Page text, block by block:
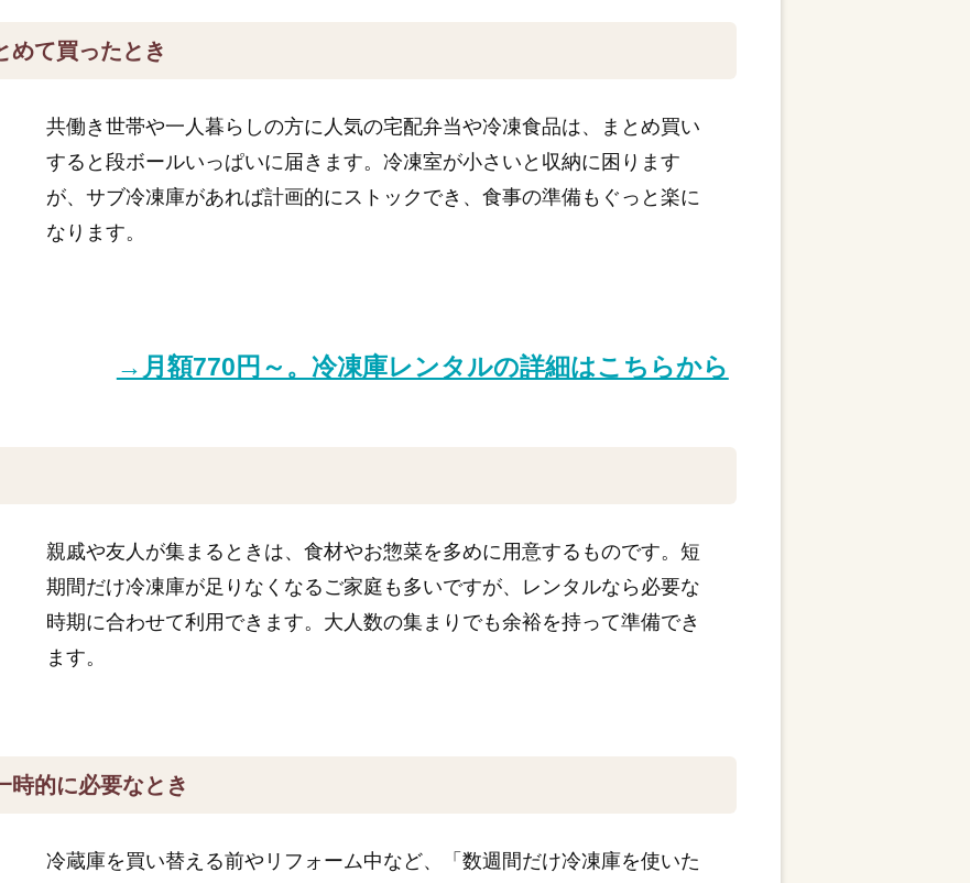
めて買ったとき
共働き世帯や一人暮らしの方に人気の宅配弁当や冷凍食品は、まとめ買い
すると段ボールいっぱいに届きます。冷凍室が小さいと収納に困ります
が、サブ冷凍庫があれば計画的にストックでき、食事の準備もぐっと楽に
なります。
→月額770円～。冷凍庫レンタルの詳細はこちらから
親戚や友人が集まるときは、食材やお惣菜を多めに用意するものです。短
期間だけ冷凍庫が足りなくなるご家庭も多いですが、レンタルなら必要な
時期に合わせて利用できます。大人数の集まりでも余裕を持って準備でき
ます。
時的に必要なとき
冷蔵庫を買い替える前やリフォーム中など、「数週間だけ冷凍庫を使いた